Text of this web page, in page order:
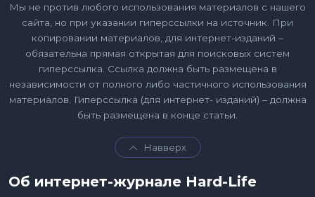
Мы не против любого использования материалов с нашего
сайта, но при указании гиперссылки на источник. При
копировании материалов, для интернет-изданий –
обязательна прямая открытая для поисковых систем
гиперссылка. Ссылка должна быть размещена в
независимости от полного либо частичного использования
материалов. Гиперссылка (для интернет- изданий) – должна
быть размещена в конце статьи.
Навверх
Об интернет-журнале Hard-Life